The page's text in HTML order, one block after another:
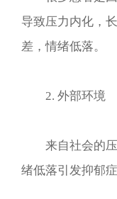
导致压力内化，
差，情绪低落。
2. 外部环境
来自社会的压
绪低落引发抑郁